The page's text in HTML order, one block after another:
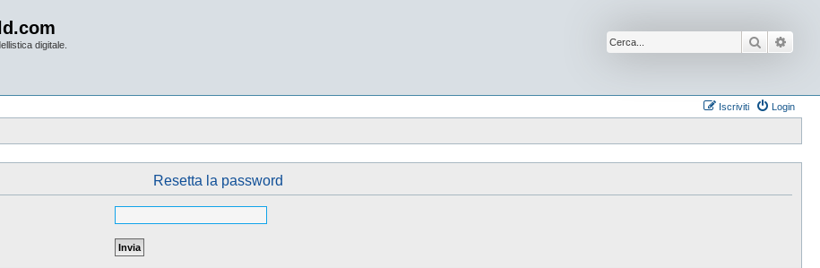
digitale. Cerca
Login
Iscriviti
Resetta la password